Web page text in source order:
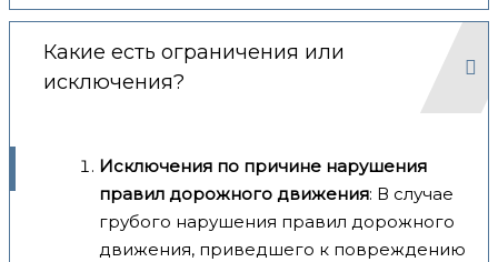
Какие есть ограничения или
исключения?
Исключения по причине нарушения
правил дорожного движения: В случае
грубого нарушения правил дорожного
движения, приведшего к повреждению